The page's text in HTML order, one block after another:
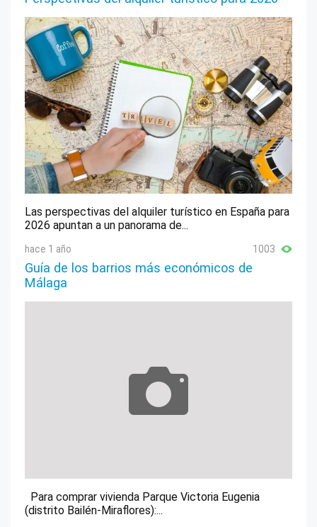
Las perspectivas del alquiler turístico en España para
2026 apuntan a un panorama de...
hace 1 año 1003
Guía de los barrios más económicos de
Málaga
Para comprar vivienda Parque Victoria Eugenia
(distrito Bailén-Miraflores):...